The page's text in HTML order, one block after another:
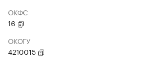
ОКФС
16
ОКОГУ
4210015